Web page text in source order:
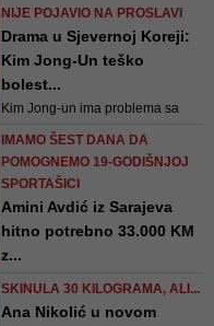
NIJE POJAVIO NA PROSLAVI
Drama u Sjevernoj Koreji:
Kim Jong-Un teško
bolest...
Kim Jong-un ima problema sa
srcem od prošloga augusta, ali se
stanje pogoršalo nakon učestalih
posjeta planini Paektu, izvijestio
svetoj planini u Sjevernoj Koreji
IMAMO ŠEST DANA DA
POMOGNEMO 19-GODIŠNJOJ
SPORTAŠICI
Amini Avdić iz Sarajeva
hitno potrebno 33.000 KM
z...
SKINULA 30 KILOGRAMA, ALI...
Ana Nikolić u novom